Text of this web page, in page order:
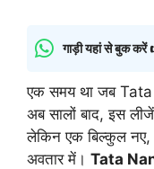
गाड़ी यहां से बुक करें
एक समय था जब Tata
अब सालों बाद, इस
लेकिन एक बिल्कुल
अवतार में। Tata